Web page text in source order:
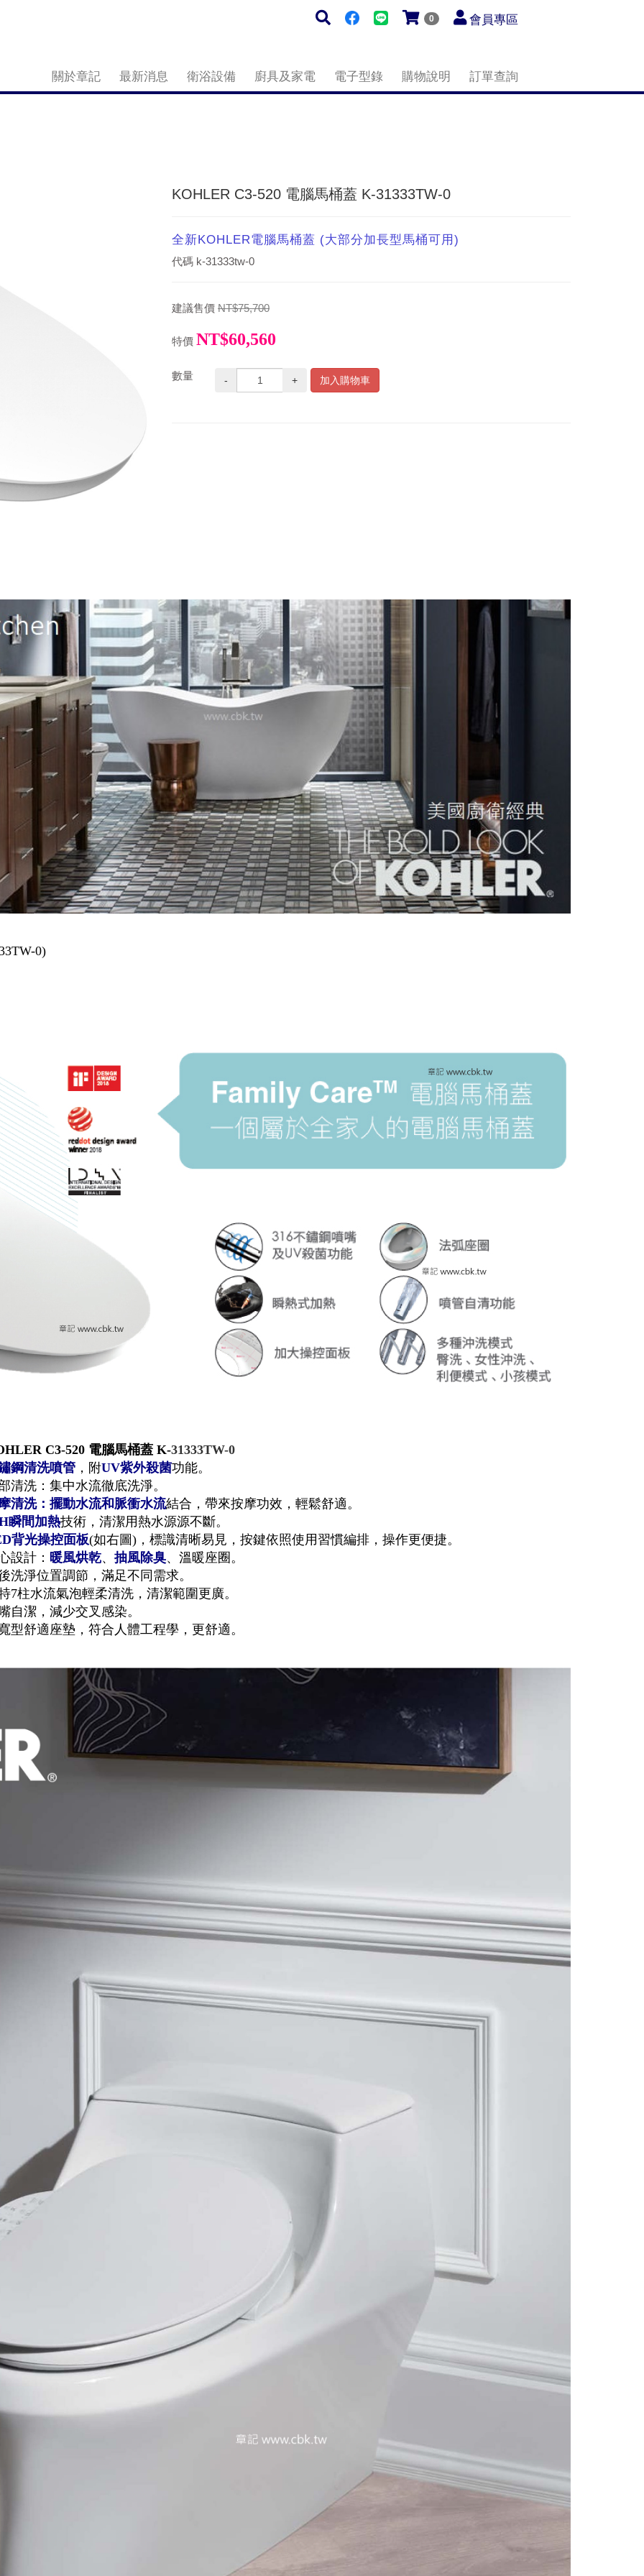
0 會員專區
關於章記 最新消息 衛浴設備 廚具及家電 電子型錄 購物說明 訂單查詢
KOHLER C3-520 電腦馬桶蓋 K-31333TW-0
全新KOHLER電腦馬桶蓋 (大部分加長型馬桶可用)
代碼 k-31333tw-0
建議售價 NT$75,700
特價 NT$60,560
數量 - + 加入購物車
0)
C3-520 電腦馬桶蓋 K-31333TW-0
鋼清洗噴管 ，附UV紫外殺菌功能。
清洗：集中水流徹底洗淨。
清洗：擺動水流和脈衝水流結合 ，帶來按摩功效，輕鬆舒適。
瞬間加熱技術，清潔用熱水源源不斷。
背光操控面板(如右圖)，標識清晰易見，按鍵依照使用習慣編排，操作更便捷。
設計： 暖風烘乾、 抽風除臭、 溫暖座圈 。
洗淨位置調節，滿足不同需求。
7柱水流氣泡輕柔清洗，清潔範圍更廣。
自潔，減少交叉感染。
型舒適座墊，符合人體工程學，更舒適。